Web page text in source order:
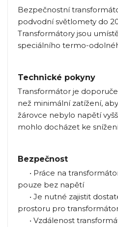
Bezpečnostní
podvodní světlomety do
Transformátory jsou
speciálního termo-
Technické pokyny
Transformátor je
než minimální zatížení,
žárovce nebylo napětí
mohlo docházet ke
Bezpečnost
• Práce na
pouze bez napětí
• Je nutné zajistit
prostoru pro
• Vzdálenost